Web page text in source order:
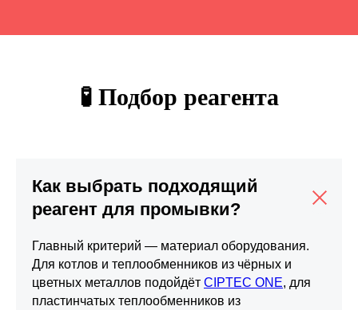
🧪 Подбор реагента
Как выбрать подходящий
реагент для промывки?
Главный критерий — материал оборудования.
Для котлов и теплообменников из чёрных и
цветных металлов подойдёт CIPTEC ONE, для
пластинчатых теплообменников из